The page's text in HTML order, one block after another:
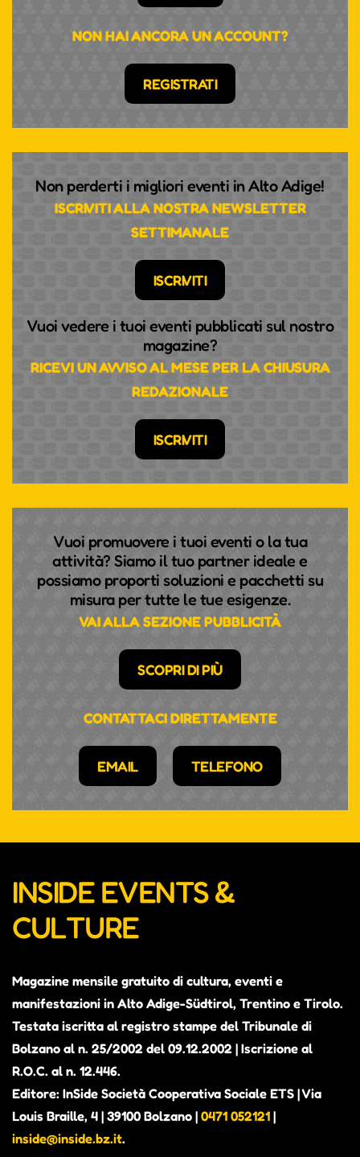
NON HAI ANCORA UN ACCOUNT?
REGISTRATI
Non perderti i migliori eventi in Alto Adige!
ISCRIVITI ALLA NOSTRA NEWSLETTER
SETTIMANALE
ISCRIVITI
Vuoi vedere i tuoi eventi pubblicati sul nostro
magazine?
RICEVI UN AVVISO AL MESE PER LA CHIUSURA
REDAZIONALE
ISCRIVITI
Vuoi promuovere i tuoi eventi o la tua
attività? Siamo il tuo partner ideale e
possiamo proporti soluzioni e pacchetti su
misura per tutte le tue esigenze.
VAI ALLA SEZIONE PUBBLICITÀ
SCOPRI DI PIÙ
CONTATTACI DIRETTAMENTE
EMAIL TELEFONO
INSIDE EVENTS &
CULTURE
Magazine mensile gratuito di cultura, eventi e
manifestazioni in Alto Adige-Südtirol, Trentino e Tirolo.
Testata iscritta al registro stampe del Tribunale di
Bolzano al n. 25/2002 del 09.12.2002 | Iscrizione al
R.O.C. al n. 12.446.
Editore: InSide Società Cooperativa Sociale ETS | Via
Louis Braille, 4 | 39100 Bolzano | 0471 052121 |
inside@inside.bz.it.